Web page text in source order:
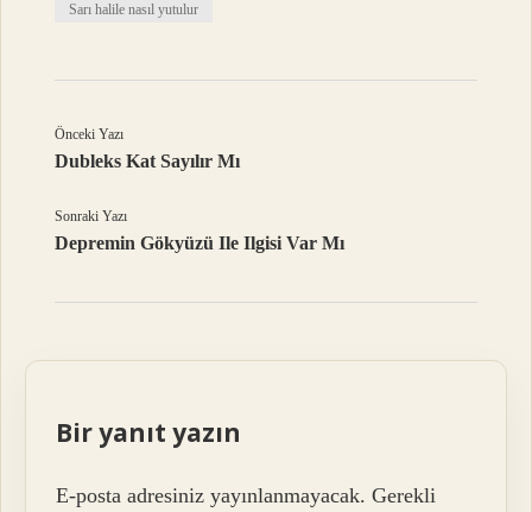
Sarı halile nasıl yutulur
Önceki Yazı
Dubleks Kat Sayılır Mı
Sonraki Yazı
Depremin Gökyüzü Ile Ilgisi Var Mı
Bir yanıt yazın
E-posta adresiniz yayınlanmayacak. Gerekli